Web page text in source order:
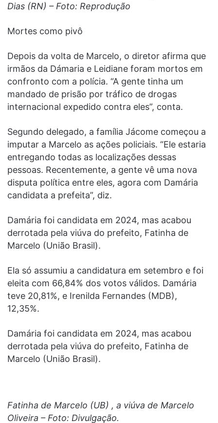
Dias (RN) – Foto: Reprodução
Mortes como pivô
Depois da volta de Marcelo, o diretor afirma que
irmãos da Dámaria e Leidiane foram mortos em
confronto com a polícia. “A gente tinha um
mandado de prisão por tráfico de drogas
internacional expedido contra eles”, conta.
Segundo delegado, a família Jácome começou a
imputar a Marcelo as ações policiais. “Ele estaria
entregando todas as localizações dessas
pessoas. Recentemente, a gente vê uma nova
disputa política entre eles, agora com Damária
candidata a prefeita”, diz.
Damária foi candidata em 2024, mas acabou
derrotada pela viúva do prefeito, Fatinha de
Marcelo (União Brasil).
Ela só assumiu a candidatura em setembro e foi
eleita com 66,84% dos votos válidos. Damária
teve 20,81%, e Irenilda Fernandes (MDB),
12,35%.
Damária foi candidata em 2024, mas acabou
derrotada pela viúva do prefeito, Fatinha de
Marcelo (União Brasil).
Fatinha de Marcelo (UB) , a viúva de Marcelo
Oliveira – Foto: Divulgação.